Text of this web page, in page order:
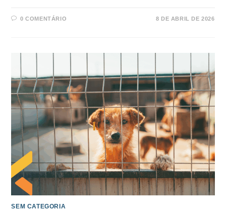
0 COMENTÁRIO 8 DE ABRIL DE 2026
SEM CATEGORIA